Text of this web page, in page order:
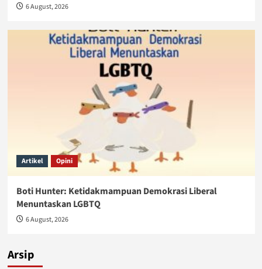
6 August, 2026
Artikel Opini
Boti Hunter: Ketidakmampuan Demokrasi Liberal
Menuntaskan LGBTQ
6 August, 2026
Arsip